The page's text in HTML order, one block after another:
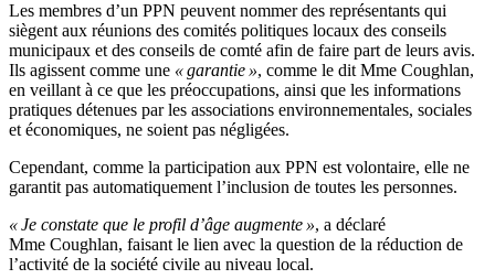
Les membres d’un PPN peuvent nommer des représentants qui
siègent aux réunions des comités politiques locaux des conseils
municipaux et des conseils de comté afin de faire part de leurs avis.
Ils agissent comme une « garantie », comme le dit Mme Coughlan,
en veillant à ce que les préoccupations, ainsi que les informations
pratiques détenues par les associations environnementales, sociales
et économiques, ne soient pas négligées.
Cependant, comme la participation aux PPN est volontaire, elle ne
garantit pas automatiquement l’inclusion de toutes les personnes.
« Je constate que le profil d’âge augmente », a déclaré
Mme Coughlan, faisant le lien avec la question de la réduction de
l’activité de la société civile au niveau local.